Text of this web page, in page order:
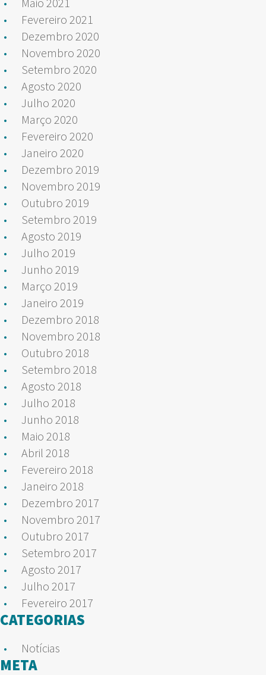
Fevereiro 2021
Dezembro 2020
Novembro 2020
Setembro 2020
Agosto 2020
Julho 2020
Março 2020
Fevereiro 2020
Janeiro 2020
Dezembro 2019
Novembro 2019
Outubro 2019
Setembro 2019
Agosto 2019
Julho 2019
Junho 2019
Março 2019
Janeiro 2019
Dezembro 2018
Novembro 2018
Outubro 2018
Setembro 2018
Agosto 2018
Julho 2018
Junho 2018
Maio 2018
Abril 2018
Fevereiro 2018
Janeiro 2018
Dezembro 2017
Novembro 2017
Outubro 2017
Setembro 2017
Agosto 2017
Julho 2017
Fevereiro 2017
CATEGORIAS
Notícias
META